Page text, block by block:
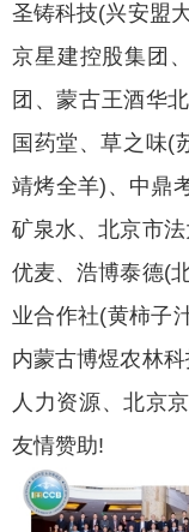
圣铸科技(兴安盟
京星建控股集团
团、蒙古王酒华
国药堂、草之味(
靖烤全羊)、中鼎
矿泉水、北京市
优麦、浩博泰德(
业合作社(黄柿子
内蒙古博煜农林
人力资源、北京
友情赞助!